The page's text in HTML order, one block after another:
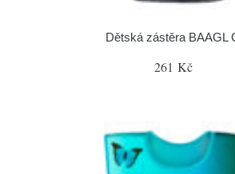
Dětská zástěra BAAGL
261 Kč